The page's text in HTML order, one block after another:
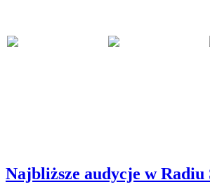
Najbliższe audycje w Radiu